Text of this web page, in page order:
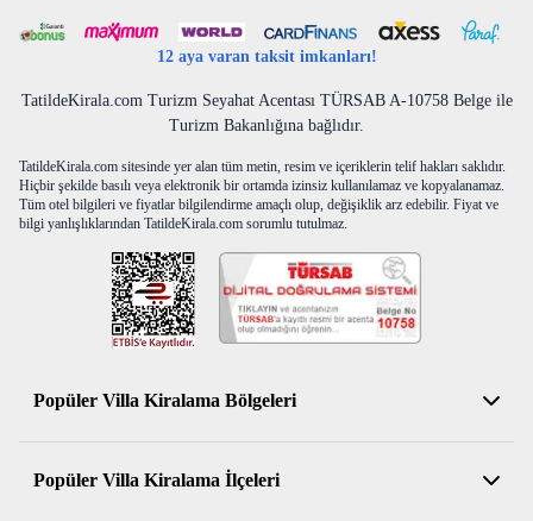
12 aya varan taksit imkanları!
TatildeKirala.com Turizm Seyahat Acentası TÜRSAB A-10758 Belge ile
Turizm Bakanlığına bağlıdır.
TatildeKirala.com sitesinde yer alan tüm metin, resim ve içeriklerin telif hakları saklıdır.
Hiçbir şekilde basılı veya elektronik bir ortamda izinsiz kullanılamaz ve kopyalanamaz.
Tüm otel bilgileri ve fiyatlar bilgilendirme amaçlı olup, değişiklik arz edebilir. Fiyat ve
bilgi yanlışlıklarından TatildeKirala.com sorumlu tutulmaz.
Popüler Villa Kiralama Bölgeleri
Antalya Kiralık Villa
Muğla Kiralık Villa
Popüler Villa Kiralama İlçeleri